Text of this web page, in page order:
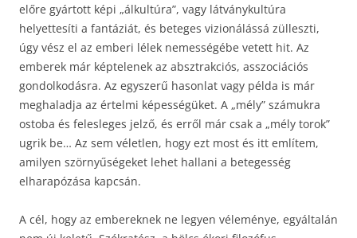
előre gyártott képi „álkultúra”, vagy látványkultúra
helyettesíti a fantáziát, és beteges vizionálássá zülleszti,
úgy vész el az emberi lélek nemességébe vetett hit. Az
emberek már képtelenek az absztrakciós, asszociációs
gondolkodásra. Az egyszerű hasonlat vagy példa is már
meghaladja az értelmi képességüket. A „mély” számukra
ostoba és felesleges jelző, és erről már csak a „mély torok”
ugrik be… Az sem véletlen, hogy ezt most és itt említem,
amilyen szörnyűségeket lehet hallani a betegesség
elharapózása kapcsán.
A cél, hogy az embereknek ne legyen véleménye, egyáltalán